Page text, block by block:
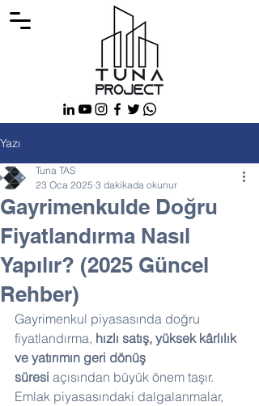
Yazı
Gayrimenkulde Doğru
Fiyatlandırma Nasıl
Yapılır? (2025 Güncel
Rehber)
Tuna TAS
23 Oca 2025 3 dakikada okunur
Gayrimenkul piyasasında doğru
fiyatlandırma, hızlı satış, yüksek kârlılık
ve yatırımın geri dönüş
süresi açısından büyük önem taşır.
Emlak piyasasındaki dalgalanmalar,